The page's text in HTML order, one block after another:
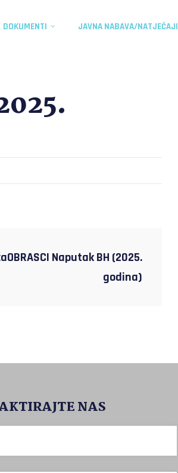
DOKUMENTI JAVNA NABAVA/NATJEČAJI
Naputak BH (2025.
godina)
NAS